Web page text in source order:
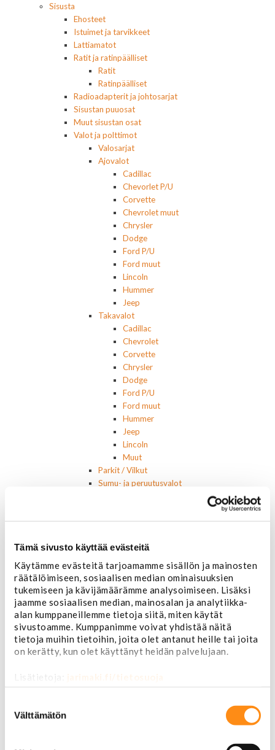
Tämä sivusto käyttää evästeitä
Käytämme evästeitä tarjoamamme sisällön ja mainosten
räätälöimiseen, sosiaalisen median ominaisuuksien
tukemiseen ja kävijämäärämme analysoimiseen. Lisäksi
jaamme sosiaalisen median, mainosalan ja analytiikka-
alan kumppaneillemme tietoja siitä, miten käytät
sivustoamme. Kumppanimme voivat yhdistää näitä
tietoja muihin tietoihin, joita olet antanut heille tai joita
on kerätty, kun olet käyttänyt heidän palvelujaan.
Lisätietoja: jarimaki.fi/tietosuoja
valinta
Välttämätön
Sisusta
Ehosteet
Istuimet ja tarvikkeet
Lattiamatot
Ratit ja ratinpäälliset
Ratit
Ratinpäälliset
Radioadapterit ja johtosarjat
Sisustan puuosat
Muut sisustan osat
Valot ja polttimot
Valosarjat
Ajovalot
Cadillac
Chevorlet P/U
Corvette
Chevrolet muut
Chrysler
Dodge
Ford P/U
Ford muut
Lincoln
Hummer
Jeep
Takavalot
Cadillac
Chevrolet
Corvette
Chrysler
Dodge
Ford P/U
Ford muut
Hummer
Jeep
Lincoln
Muut
Parkit / Vilkut
Sumu- ja peruutusvalot
Sähköosat
Lasinnostin- ja keskuslukon moottorit
Laturit ja laturin osat
Laturit
Laturin osat
Lämmitys ja ilmastointi
Etuvastukset
Kennot
Kompressorit ja osat
Käyttöpaneelit / kytkimet
Ilmastoinnin osat
Muut